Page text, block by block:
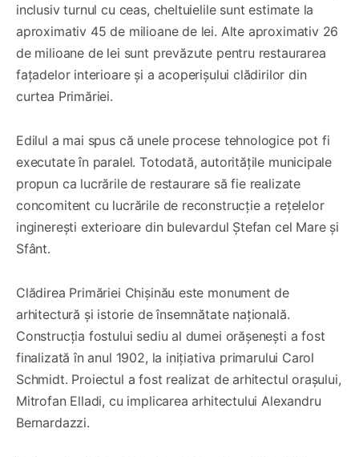
inclusiv turnul cu ceas, cheltuielile sunt estimate la
aproximativ 45 de milioane de lei. Alte aproximativ 26
de milioane de lei sunt prevăzute pentru restaurarea
fațadelor interioare și a acoperișului clădirilor din
curtea Primăriei.
Edilul a mai spus că unele procese tehnologice pot fi
executate în paralel. Totodată, autoritățile municipale
propun ca lucrările de restaurare să fie realizate
concomitent cu lucrările de reconstrucție a rețelelor
inginerești exterioare din bulevardul Ștefan cel Mare și
Sfânt.
Clădirea Primăriei Chișinău este monument de
arhitectură și istorie de însemnătate națională.
Construcția fostului sediu al dumei orășenești a fost
finalizată în anul 1902, la inițiativa primarului Carol
Schmidt. Proiectul a fost realizat de arhitectul orașului,
Mitrofan Elladi, cu implicarea arhitectului Alexandru
Bernardazzi.